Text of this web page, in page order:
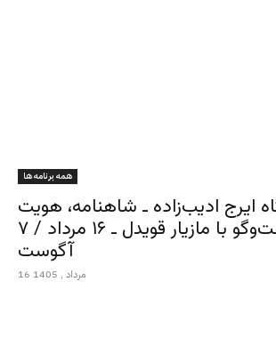
همه برنامه ها
ایرج ادیب‌زاده ـ شاهنامه، هویت
ایرانی و گفت‌وگو با مازیار قویدل ـ ۱۶ مرداد / ۷
آگوست
16 مرداد , 1405